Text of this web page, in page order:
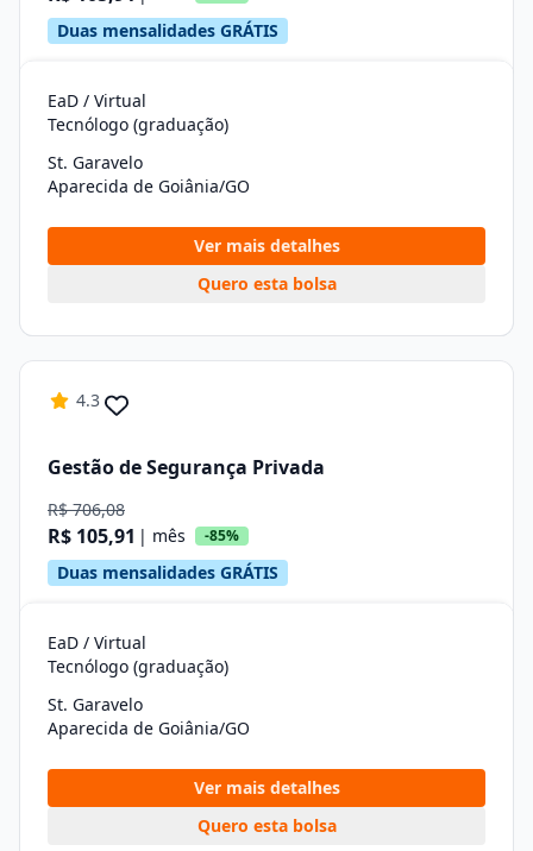
Duas mensalidades GRÁTIS
EaD / Virtual
Tecnólogo (graduação)
St. Garavelo
Aparecida de Goiânia/GO
Ver mais detalhes
Quero esta bolsa
4.3
Gestão de Segurança Privada
R$ 706,08
R$ 105,91 | mês -85%
Duas mensalidades GRÁTIS
EaD / Virtual
Tecnólogo (graduação)
St. Garavelo
Aparecida de Goiânia/GO
Ver mais detalhes
Quero esta bolsa